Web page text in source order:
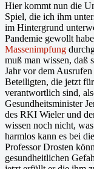
Hier kommt nun die
Spiel, die ich ihm
im Hintergrund
Pandemie gewollt
Massenimpfung
muß man wissen, daß
Jahr vor dem
Beteiligten, die jetzt
verantwortlich sind,
Gesundheitsminister
des RKI Wieler und
wissen noch nicht,
harmlos kann es bei
Professor Drosten
gesundheitlichen